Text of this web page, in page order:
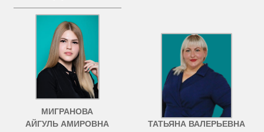
МИГРАНОВА
АЙГУЛЬ АМИРОВНА
ЧИСТОВА
ТАТЬЯНА ВАЛЕРЬЕВНА